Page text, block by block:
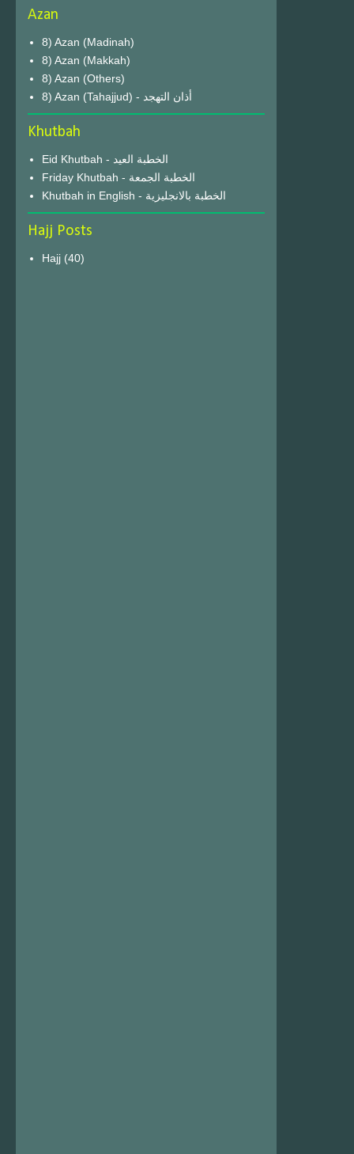
Azan
8) Azan (Madinah)
8) Azan (Makkah)
8) Azan (Others)
8) Azan (Tahajjud) - أذان التهجد
Khutbah
Eid Khutbah - الخطبة العيد
Friday Khutbah - الخطبة الجمعة
Khutbah in English - الخطبة بالانجليزية
Hajj Posts
Hajj (40)